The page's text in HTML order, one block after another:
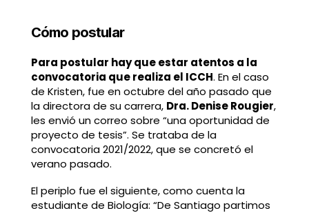
Cómo postular
Para postular hay que estar atentos a la
convocatoria que realiza el ICCH. En el caso
de Kristen, fue en octubre del año pasado que
la directora de su carrera, Dra. Denise Rougier,
les envió un correo sobre “una oportunidad de
proyecto de tesis”. Se trataba de la
convocatoria 2021/2022, que se concretó el
verano pasado.
El periplo fue el siguiente, como cuenta la
estudiante de Biología: “De Santiago partimos